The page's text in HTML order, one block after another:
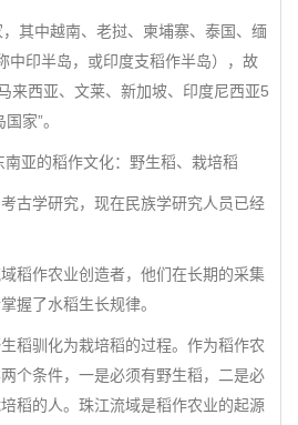
中越南、老挝、柬埔寨、泰国、缅
中印半岛，或印度支稻作半岛），故
来西亚、文莱、新加坡、印度尼西亚5
家”。
亚的稻作文化：野生稻、栽培稻
学研究，现在民族学研究人员已经
作农业创造者，他们在长期的采集
握了水稻生长规律。
驯化为栽培稻的过程。作为稻作农
个条件，一是必须有野生稻，二是必
稻的人。珠江流域是稻作农业的起源